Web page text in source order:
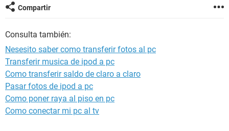
Compartir
Consulta también:
Nesesito saber como transferir fotos al pc
Transferir musica de ipod a pc
Como transferir saldo de claro a claro
Pasar fotos de ipod a pc
Como poner raya al piso en pc
Como conectar mi pc al tv